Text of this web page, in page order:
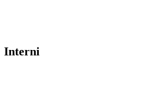
Interni